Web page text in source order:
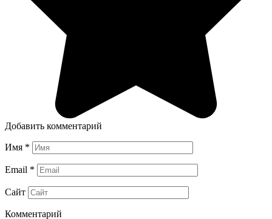
Добавить комментарий
Имя *
Email *
Сайт
Комментарий